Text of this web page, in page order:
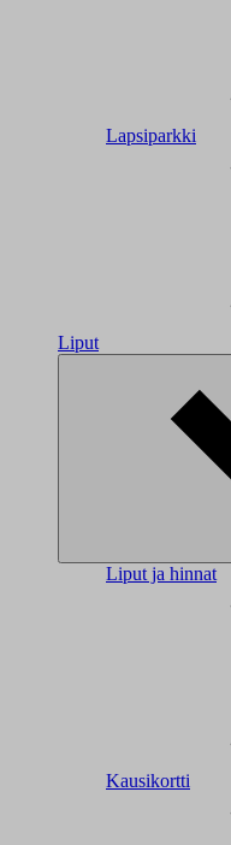
Lapsiparkki
Liput
Liput ja hinnat
Kausikortti